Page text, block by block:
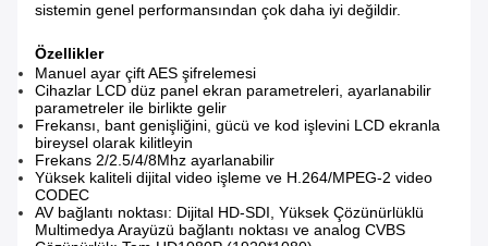
sistemin genel performansından çok daha iyi değildir.
Özellikler
Manuel ayar çift AES şifrelemesi
Cihazlar LCD düz panel ekran parametreleri, ayarlanabilir
parametreler ile birlikte gelir
Frekansı, bant genişliğini, gücü ve kod işlevini LCD ekranla
bireysel olarak kilitleyin
Frekans 2/2.5/4/8Mhz ayarlanabilir
Yüksek kaliteli dijital video işleme ve H.264/MPEG-2 video
CODEC
AV bağlantı noktası: Dijital HD-SDI, Yüksek Çözünürlüklü
Multimedya Arayüzü bağlantı noktası ve analog CVBS